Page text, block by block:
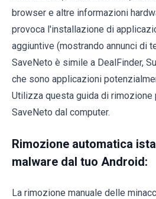
browser e altre informazioni
provoca l'installazione di
aggiuntive (mostrando annunci di
SaveNeto è simile a DealFinder,
che sono applicazioni
Utilizza questa guida di rimozione
SaveNeto dal computer.
Rimozione automatica
malware dal tuo Android:
La rimozione manuale delle